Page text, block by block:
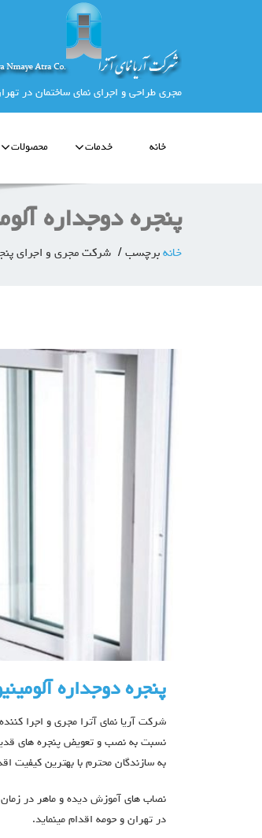
مجری طراحی و اجرای نمای ساختمان در
خانه خدمات محصولات
پنجره دوجداره
خانه برچسب شرکت مجری و اجرای
پنجره دوجداره
شرکت آریا نمای آترا مجری و اجرا کننده
نسبت به نصب و تعویض پنجره های
به سازندگان محترم با بهترین کیفیت
در تهران و حومه اقدام مینماید.